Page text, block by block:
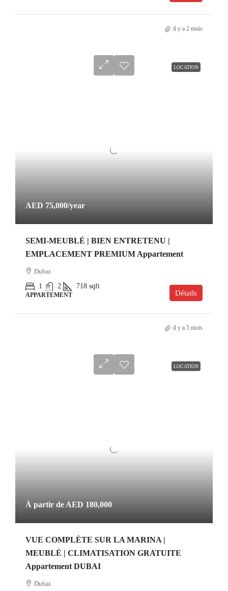
il y a 2 mois
LOCATION
AED 75,000/year
SEMI-MEUBLÉ | BIEN ENTRETENU |
EMPLACEMENT PREMIUM Appartement
Dubai
1
2 718 sqft
APPARTEMENT Détails
il y a 5 mois
LOCATION
À partir de AED 180,000
VUE COMPLÈTE SUR LA MARINA |
MEUBLÉ | CLIMATISATION GRATUITE
Appartement DUBAI
Dubai